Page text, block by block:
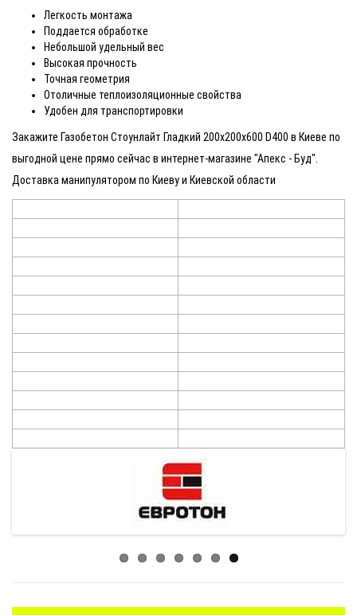
Легкость монтажа
Поддается обработке
Небольшой удельный вес
Высокая прочность
Точная геометрия
Отоличные теплоизоляционные свойства
Удобен для транспортировки
Закажите Газобетон Стоунлайт Гладкий 200х200х600 D400 в Киеве по
выгодной цене прямо сейчас в интернет-магазине "Апекс - Буд".
Доставка манипулятором по Киеву и Киевской области